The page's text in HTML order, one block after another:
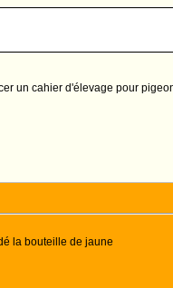
un cahier d'élevage pour
la bouteille de jaune